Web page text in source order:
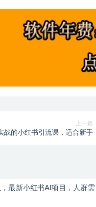
上一篇
战的小红书引流课，适合新手
最新小红书AI项目，人群需